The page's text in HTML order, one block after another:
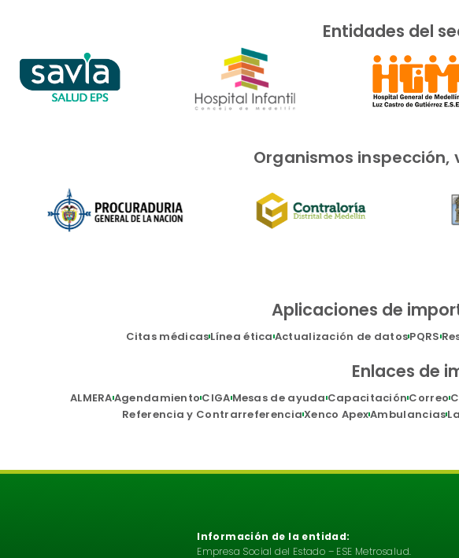
Entidades del
Organismos inspección,
Aplicaciones de
Citas médicasLínea éticaActualización de datosPQRS
Enlaces de
ALMERAAgendamientoCIGAMesas de ayudaCapacitaciónCorreo
Referencia y ContrarreferenciaXenco ApexAmbulancias
Información de la entidad:
Empresa Social del Estado – ESE Metrosalud.